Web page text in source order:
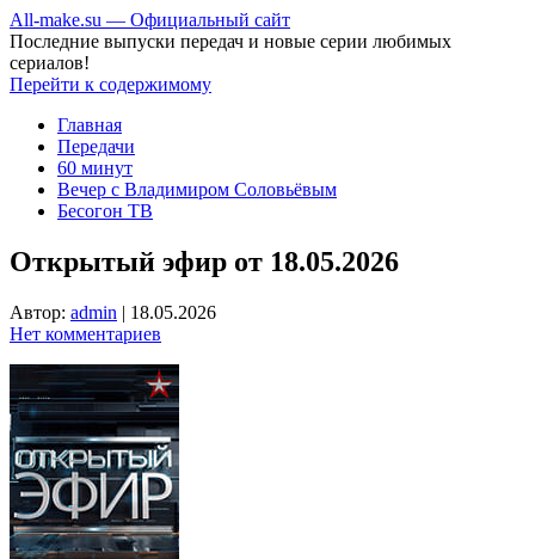
All-make.su — Официальный сайт
Последние выпуски передач и новые серии любимых
сериалов!
Перейти к содержимому
Главная
Передачи
60 минут
Вечер с Владимиром Соловьёвым
Бесогон ТВ
Открытый эфир от 18.05.2026
Автор: admin | 18.05.2026
Нет комментариев